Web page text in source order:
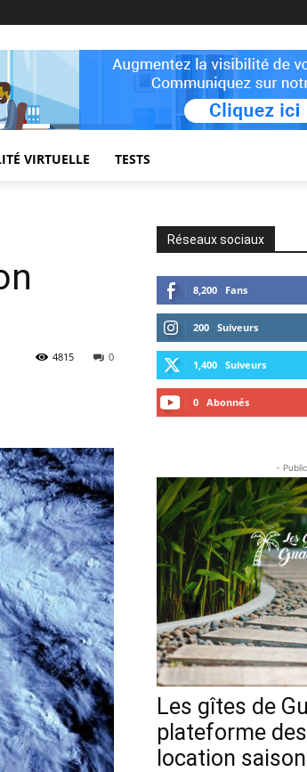
VIRTUELLE TESTS
0
4815
Réseaux sociaux
8,200 Fans
200 Suiveurs
1,400 Suiveurs
0 Abonnés
-
Les gîtes de
plateforme
location